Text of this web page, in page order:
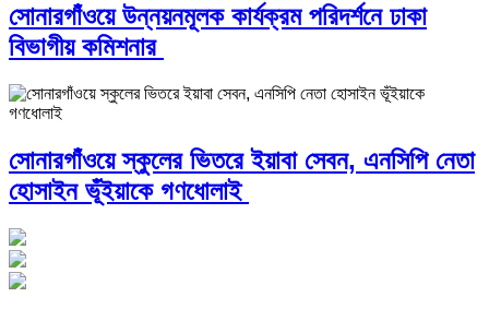
সোনারগাঁওয়ে উন্নয়নমূলক কার্যক্রম পরিদর্শনে ঢাকা
বিভাগীয় কমিশনার
সোনারগাঁওয়ে স্কুলের ভিতরে ইয়াবা সেবন, এনসিপি নেতা
হোসাইন ভূঁইয়াকে গণধোলাই